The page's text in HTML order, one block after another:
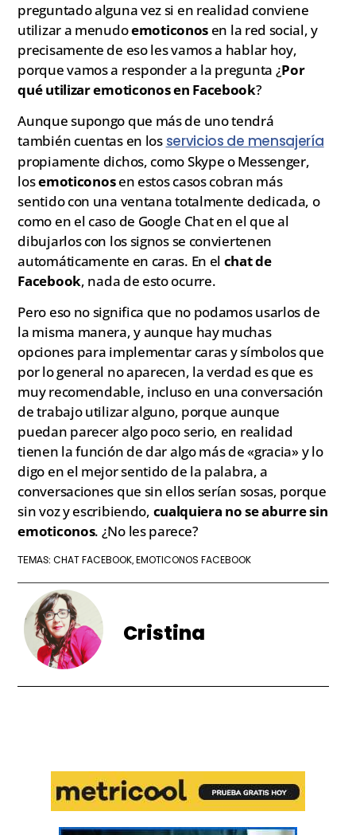
preguntado alguna vez si en realidad conviene
utilizar a menudoemoticonos en la red social, y
precisamente de eso les vamos a hablar hoy,
porque vamos a responder a la pregunta ¿Por
qué utilizar emoticonos en Facebook?
Aunque supongo que más de uno tendrá
también cuentas en los servicios de mensajería
propiamente dichos, como Skype o Messenger,
losemoticonosen estos casos cobran más
sentido con una ventana totalmente dedicada, o
como en el caso de Google Chat en el que al
dibujarlos con los signos se conviertenen
automáticamente en caras. En el chat de
Facebook, nada de esto ocurre.
Pero eso no significa que no podamos usarlos de
la misma manera, y aunque hay muchas
opciones para implementar caras y símbolos que
por lo general no aparecen, la verdad es que es
muy recomendable, incluso en una conversación
de trabajo utilizar alguno, porque aunque
puedan parecer algo poco serio, en realidad
tienen la función de dar algo más de «gracia» y lo
digo en el mejor sentido de la palabra, a
conversaciones que sin ellos serían sosas, porque
sin voz y escribiendo, cualquiera no se aburre sin
emoticonos. ¿No les parece?
TEMAS:CHAT FACEBOOK ,EMOTICONOS FACEBOOK
Cristina